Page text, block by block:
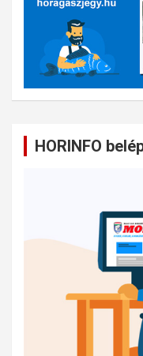
HORINFO